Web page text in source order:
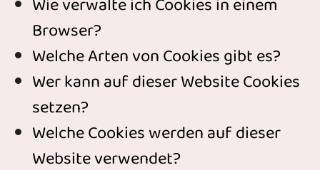
Browser?
Welche Arten von Cookies gibt es?
Wer kann auf dieser Website Cookies
setzen?
Welche Cookies werden auf dieser
Website verwendet?